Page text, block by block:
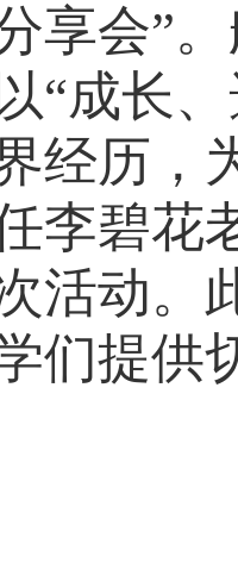
享会”
“成长
经历，
李碧花
活动。
们提供